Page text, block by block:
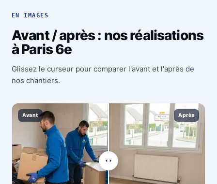
EN IMAGES
Avant / après : nos réalisations
à Paris 6e
Glissez le curseur pour comparer l'avant et l'après de
nos chantiers.
Avant Après